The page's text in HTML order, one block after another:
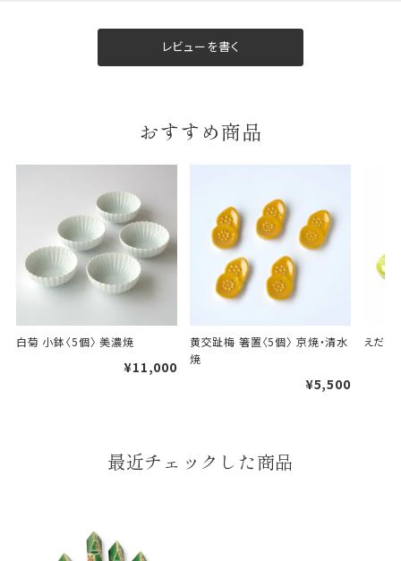
しております。
A.一般的なギフトに使用する包装紙です。
B.婚礼や出産、長寿祝などに使用する包装紙です。
一般的なギフト包装
包装
のし・包装体裁により、紐（ひも）掛けしない場合が
天掛け包装について
レビューを書く
おすすめ商品
白菊 小鉢〈5個〉 美濃焼
¥11,000
黄交趾梅 箸置〈5個〉 京焼・清水
焼
¥5,500
えだ豆
最近チェックした商品